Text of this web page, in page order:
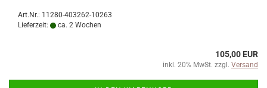
Art.Nr.: 11280-403262-10263
Lieferzeit:
ca. 2 Wochen
105,00 EUR
inkl. 20% MwSt. zzgl. Versand